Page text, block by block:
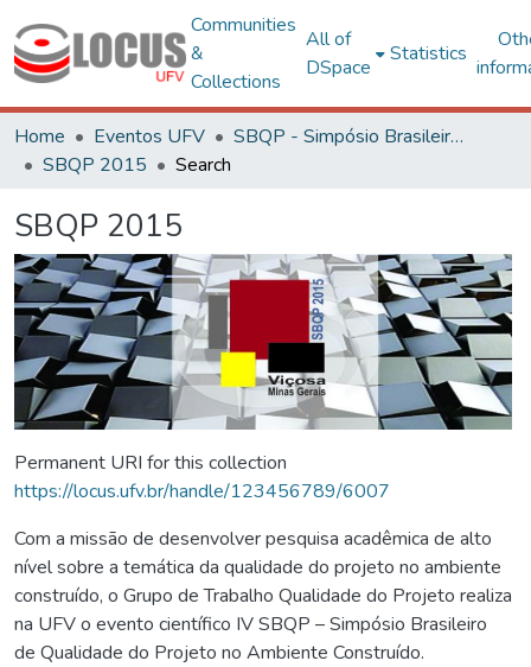
Communities
&
Collections
All of
DSpace
Statistics
Home Eventos UFV
SBQP - Simpósio Brasileiro de Qualidade do Projeto no Ambiente Construído
SBQP 2015
Search
SBQP 2015
Permanent URI for this collection
https://locus.ufv.br/handle/123456789/6007
Com a missão de desenvolver pesquisa acadêmica de alto
nível sobre a temática da qualidade do projeto no ambiente
construído, o Grupo de Trabalho Qualidade do Projeto realiza
na UFV o evento científico IV SBQP – Simpósio Brasileiro
de Qualidade do Projeto no Ambiente Construído.